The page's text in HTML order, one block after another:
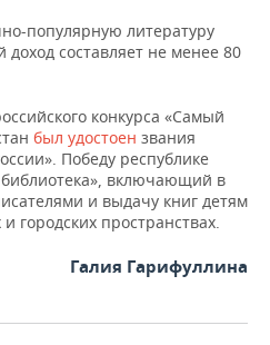
популярную литературу
составляет не менее 80
конкурса «Самый
был удостоен звания
Победу республике
включающий в
и выдачу книг детям
городских пространствах.
Галия Гарифуллина